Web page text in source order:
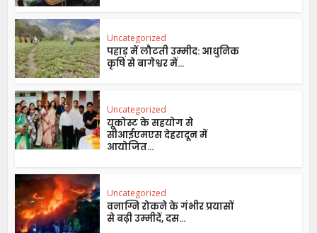
Uncategorized
पहाड़ में लौटती उम्मीद: आधुनिक
कृषि से बागेश्वर में...
Uncategorized
यूकोस्ट के सहयोग से
सीआईएमएस देहरादून में
आयोजित...
Uncategorized
वनाग्नि रोकने के गंभीर प्रयासों
से बढ़ी उम्मीदें, दस...